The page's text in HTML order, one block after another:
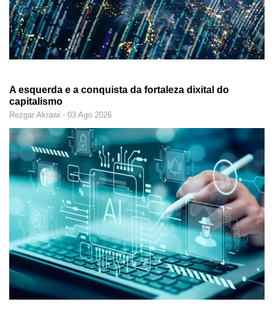
A esquerda e a conquista da fortaleza dixital do
capitalismo
Rezgar Akrawi - 03 Ago 2026